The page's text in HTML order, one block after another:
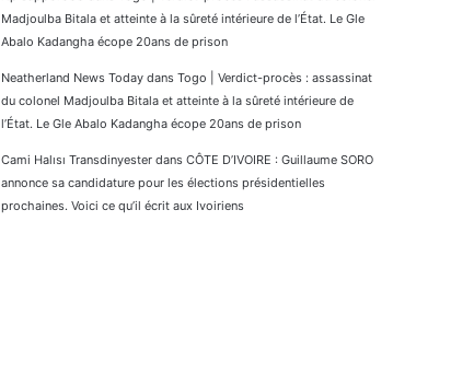
Madjoulba Bitala et atteinte à la sûreté intérieure de l’État. Le Gle
Abalo Kadangha écope 20ans de prison
Neatherland News Today dans Togo | Verdict-procès : assassinat
du colonel Madjoulba Bitala et atteinte à la sûreté intérieure de
l’État. Le Gle Abalo Kadangha écope 20ans de prison
Cami Halısı Transdinyester dans CÔTE D’IVOIRE : Guillaume SORO
annonce sa candidature pour les élections présidentielles
prochaines. Voici ce qu’il écrit aux Ivoiriens